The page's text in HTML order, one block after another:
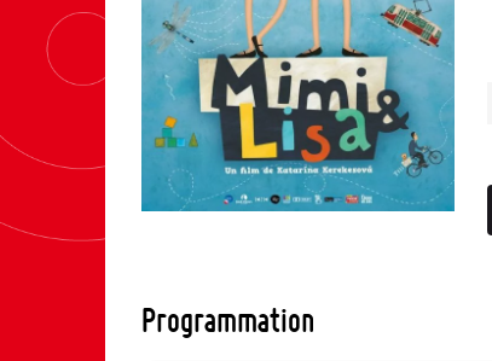
Programmation